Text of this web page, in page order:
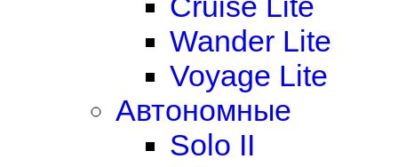
Wander Lite
Voyage Lite
Автономные
Solo II